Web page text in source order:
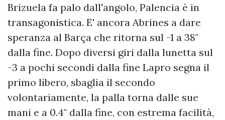
Brizuela fa palo dall'angolo, Palencia è in
transagonistica. E' ancora Abrines a dare
speranza al Barça che ritorna sul -1 a 38"
dalla fine. Dopo diversi giri dalla lunetta sul
-3 a pochi secondi dalla fine Lapro segna il
primo libero, sbaglia il secondo
volontariamente, la palla torna dalle sue
mani e a 0.4" dalla fine, con estrema facilità,